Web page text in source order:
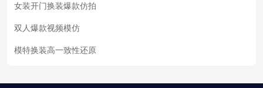
女装开门换装爆款仿拍
双人爆款视频模仿
模特换装高一致性还原